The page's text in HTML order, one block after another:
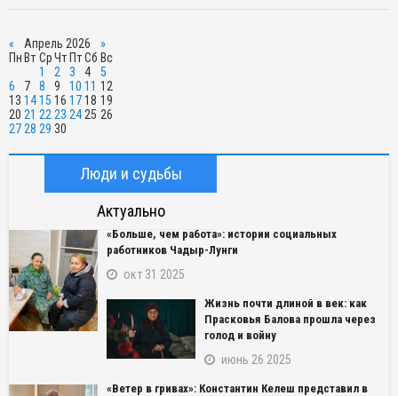
« Апрель 2026
»
ПнВт СрЧтПтСб Вс
1
2 3 4
5
6
7 8 9 10 11 12
13 1415 16 1718 19
20 21 22 23 24 25 26
27 28 29 30
Люди и судьбы
Актуально
«Больше, чем работа»: истории социальных
работников Чадыр-Лунги
окт 31 2025
Жизнь почти длиной в век: как
Прасковья Балова прошла через
голод и войну
июнь 26 2025
«Ветер в гривах»: Константин Келеш представил в